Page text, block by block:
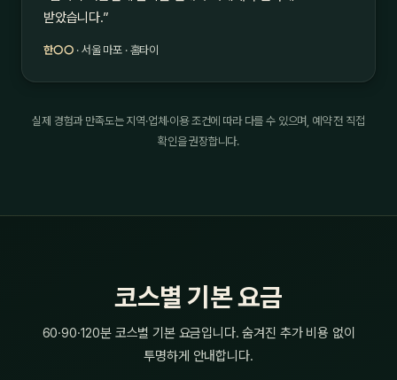
받았습니다.”
한○○ · 서울 마포 · 홈타이
실제 경험과 만족도는 지역·업체·이용 조건에 따라 다를 수 있으며, 예약 전 직접
확인을 권장합니다.
코스별 기본 요금
60·90·120분 코스별 기본 요금입니다. 숨겨진 추가 비용 없이
투명하게 안내합니다.